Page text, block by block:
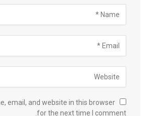
email, and website in this browser
for the next time I comment.